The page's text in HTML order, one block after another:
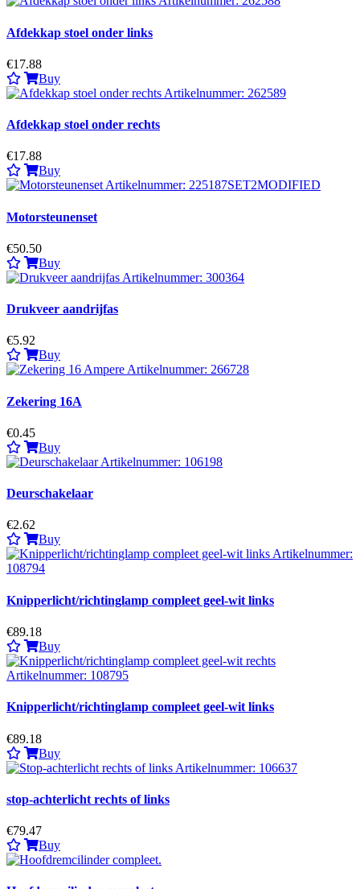
Afdekkap stoel onder links
€17.88
Buy
Afdekkap stoel onder rechts
€17.88
Buy
Motorsteunenset
€50.50
Buy
Drukveer aandrijfas
€5.92
Buy
Zekering 16A
€0.45
Buy
Deurschakelaar
€2.62
Buy
Knipperlicht/richtinglamp compleet geel-wit links
€89.18
Buy
Knipperlicht/richtinglamp compleet geel-wit links
€89.18
Buy
stop-achterlicht rechts of links
€79.47
Buy